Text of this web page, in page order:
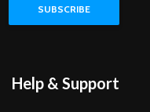
Help & Support